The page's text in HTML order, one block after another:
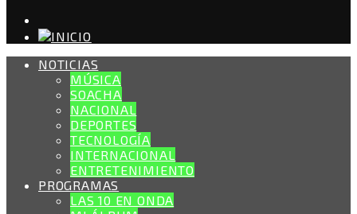
NOTICIAS
MÚSICA
SOACHA
NACIONAL
DEPORTES
TECNOLOGÍA
INTERNACIONAL
ENTRETENIMIENTO
PROGRAMAS
LAS 10 EN ONDA